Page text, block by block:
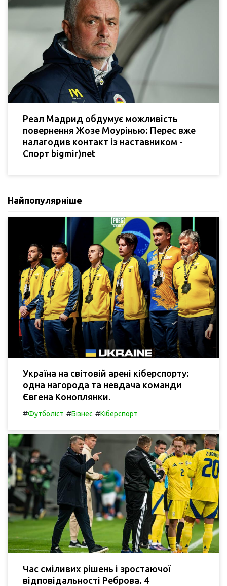
Реал Мадрид обдумує можливість
повернення Жозе Моурінью: Перес вже
налагодив контакт із наставником -
Спорт bigmir)net
Найпопулярніше
Україна на світовій арені кіберспорту:
одна нагорода та невдача команди
Євгена Коноплянки.
#Футболіст #Бізнес #Кіберспорт
Час сміливих рішень і зростаючої
відповідальності Реброва. 4